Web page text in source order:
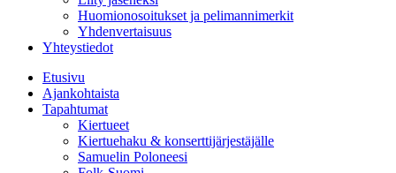
Huomionosoitukset ja pelimannimerkit
Yhdenvertaisuus
Yhteystiedot
Etusivu
Ajankohtaista
Tapahtumat
Kiertueet
Kiertuehaku & konserttijärjestäjälle
Samuelin Poloneesi